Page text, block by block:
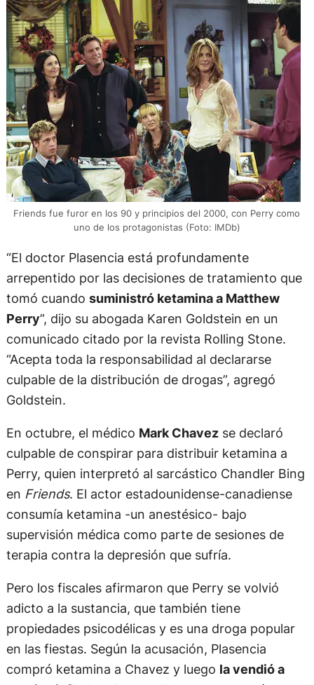
Friends fue furor en los 90 y principios del 2000, con Perry como
uno de los protagonistas (Foto: IMDb)
“El doctor Plasencia está profundamente
arrepentido por las decisiones de tratamiento que
tomó cuando suministró ketamina a Matthew
Perry”, dijo su abogada Karen Goldstein en un
comunicado citado por la revista Rolling Stone.
“Acepta toda la responsabilidad al declararse
culpable de la distribución de drogas”, agregó
Goldstein.
En octubre, el médico Mark Chavezse declaró
culpable de conspirar para distribuir ketamina a
Perry, quien interpretó al sarcástico Chandler Bing
en Friends. El actor estadounidense-canadiense
consumía ketamina -un anestésico- bajo
supervisión médica como parte de sesiones de
terapia contra la depresión que sufría.
Pero los fiscales afirmaron que Perry se volvió
adicto a la sustancia, que también tiene
propiedades psicodélicas y es una droga popular
en las fiestas. Según la acusación, Plasencia
compró ketamina a Chavez y luego la vendió a